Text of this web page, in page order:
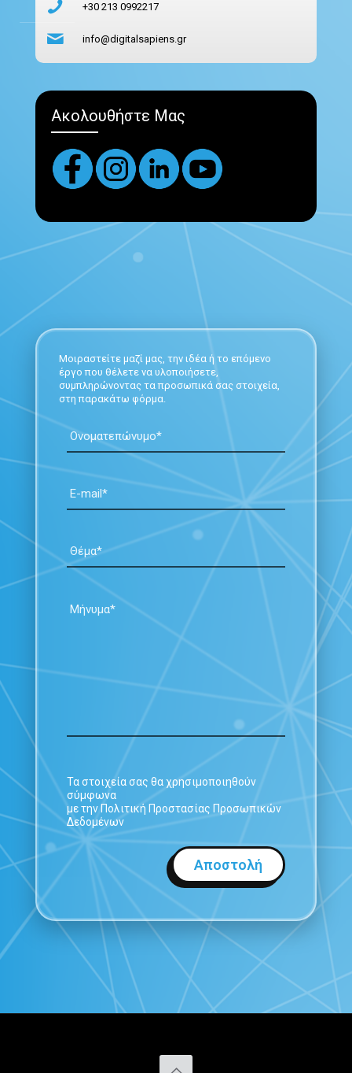
+30 213 0992217
info@digitalsapiens.gr
Ακολουθήστε Μας
Μοιραστείτε μαζί μας, την ιδέα ή το επόμενο
έργο που θέλετε να υλοποιήσετε,
συμπληρώνοντας τα προσωπικά σας στοιχεία,
στη παρακάτω φόρμα.
Τα στοιχεία σας θα χρησιμοποιηθούν
σύμφωνα
με την Πολιτική Προστασίας Προσωπικών
Δεδομένων